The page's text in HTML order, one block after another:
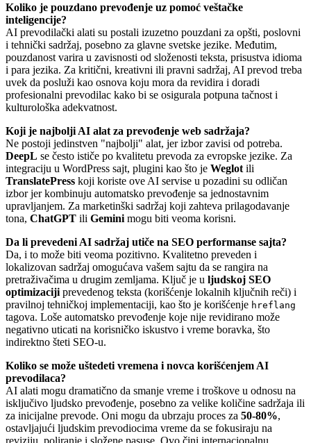
Koliko je pouzdano prevođenje uz pomoć veštačke
inteligencije?
AI prevodilački alati su postali izuzetno pouzdani za opšti, poslovni
i tehnički sadržaj, posebno za glavne svetske jezike. Međutim,
pouzdanost varira u zavisnosti od složenosti teksta, prisustva idioma
i para jezika. Za kritični, kreativni ili pravni sadržaj, AI prevod treba
uvek da posluži kao osnova koju mora da revidira i doradi
profesionalni prevodilac kako bi se osigurala potpuna tačnost i
kulturološka adekvatnost.
Koji je najbolji AI alat za prevođenje web sadržaja?
Ne postoji jedinstven "najbolji" alat, jer izbor zavisi od potreba.
DeepL se često ističe po kvalitetu prevoda za evropske jezike. Za
integraciju u WordPress sajt, plugini kao što je Weglot ili
TranslatePress koji koriste ove AI servise u pozadini su odličan
izbor jer kombinuju automatsko prevođenje sa jednostavnim
upravljanjem. Za marketinški sadržaj koji zahteva prilagodavanje
tona, ChatGPT ili Gemini mogu biti veoma korisni.
Da li prevedeni AI sadržaj utiče na SEO performanse sajta?
Da, i to može biti veoma pozitivno. Kvalitetno preveden i
lokalizovan sadržaj omogućava vašem sajtu da se rangira na
pretraživačima u drugim zemljama. Ključ je u ljudskoj SEO
optimizaciji prevedenog teksta (korišćenje lokalnih ključnih reči) i
pravilnoj tehničkoj implementaciji, kao što je korišćenje hreflang
tagova. Loše automatsko prevođenje koje nije revidirano može
negativno uticati na korisničko iskustvo i vreme boravka, što
indirektno šteti SEO-u.
Koliko se može uštedeti vremena i novca korišćenjem AI
prevodilaca?
AI alati mogu dramatično da smanje vreme i troškove u odnosu na
isključivo ljudsko prevođenje, posebno za velike količine sadržaja ili
za inicijalne prevode. Oni mogu da ubrzaju proces za 50-80%,
ostavljajući ljudskim prevodiocima vreme da se fokusiraju na
reviziju, poliranje i složene pasuse. Ovo čini internacionalnu